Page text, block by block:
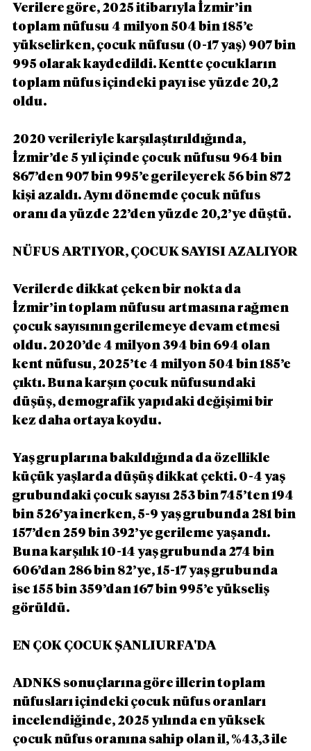
Verilere göre, 2025 itibarıyla İzmir’in
toplam nüfusu 4 milyon 504 bin 185’e
yükselirken, çocuk nüfusu (0-17 yaş) 907 bin
995 olarak kaydedildi. Kentte çocukların
toplam nüfus içindeki payı ise yüzde 20,2
oldu.
2020 verileriyle karşılaştırıldığında,
İzmir’de 5 yıl içinde çocuk nüfusu 964 bin
867’den 907 bin 995’e gerileyerek 56 bin 872
kişi azaldı. Aynı dönemde çocuk nüfus
oranı da yüzde 22’den yüzde 20,2’ye düştü.
NÜFUS ARTIYOR, ÇOCUK SAYISI AZALIYOR
Verilerde dikkat çeken bir nokta da
İzmir’in toplam nüfusu artmasına rağmen
çocuk sayısının gerilemeye devam etmesi
oldu. 2020’de 4 milyon 394 bin 694 olan
kent nüfusu, 2025’te 4 milyon 504 bin 185’e
çıktı. Buna karşın çocuk nüfusundaki
düşüş, demografik yapıdaki değişimi bir
kez daha ortaya koydu.
Yaş gruplarına bakıldığında da özellikle
küçük yaşlarda düşüş dikkat çekti. 0-4 yaş
grubundaki çocuk sayısı 253 bin 745’ten 194
bin 526’ya inerken, 5-9 yaş grubunda 281 bin
157’den 259 bin 392’ye gerileme yaşandı.
Buna karşılık 10-14 yaş grubunda 274 bin
606’dan 286 bin 82’ye, 15-17 yaş grubunda
ise 155 bin 359’dan 167 bin 995’e yükseliş
görüldü.
EN ÇOK ÇOCUK ŞANLIURFA'DA
ADNKS sonuçlarına göre illerin toplam
nüfusları içindeki çocuk nüfus oranları
incelendiğinde, 2025 yılında en yüksek
çocuk nüfus oranına sahip olan il, %43,3 ile